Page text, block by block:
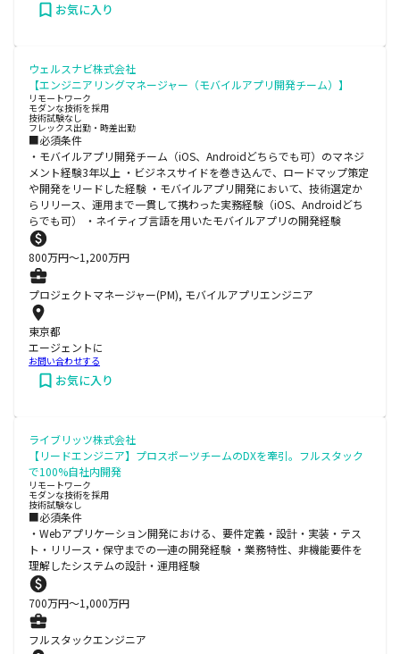
お気に入り
ウェルスナビ株式会社
【エンジニアリングマネージャー（モバイルアプリ開発チーム）】
リモートワーク
モダンな技術を採用
技術試験なし
フレックス出勤・時差出勤
■必須条件
・モバイルアプリ開発チーム（iOS、Androidどちらでも可）のマネジ
メント経験3年以上 ・ビジネスサイドを巻き込んで、ロードマップ策定
や開発をリードした経験 ・モバイルアプリ開発において、技術選定か
らリリース、運用まで一貫して携わった実務経験（iOS、Androidどち
らでも可） ・ネイティブ言語を用いたモバイルアプリの開発経験
800万円〜1,200万円
プロジェクトマネージャー(PM), モバイルアプリエンジニア
東京都
エージェントに
お問い合わせする
お気に入り
ライブリッツ株式会社
【リードエンジニア】プロスポーツチームのDXを牽引。フルスタック
で100%自社内開発
リモートワーク
モダンな技術を採用
技術試験なし
■必須条件
・Webアプリケーション開発における、要件定義・設計・実装・テス
ト・リリース・保守までの一連の開発経験 ・業務特性、非機能要件を
理解したシステムの設計・運用経験
700万円〜1,000万円
フルスタックエンジニア